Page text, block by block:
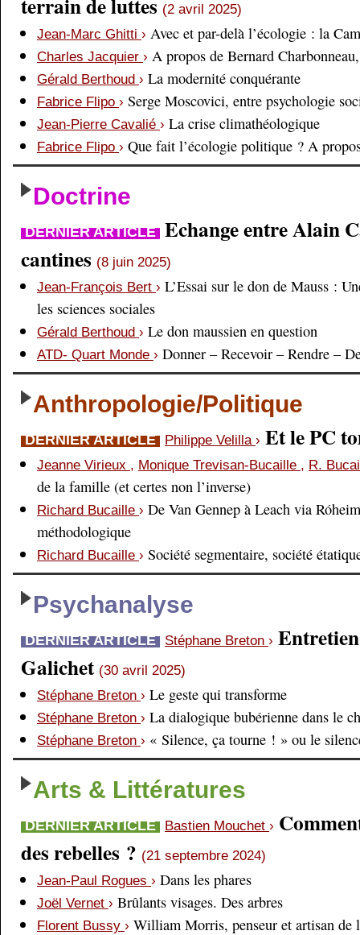
terrain de luttes (2 avril 2025)
Jean-Marc Ghitti › Avec et par-delà l’écologie : la
Charles Jacquier › A propos de Bernard
Gérald Berthoud › La modernité conquérante
Fabrice Flipo › Serge Moscovici, entre psychologie
Jean-Pierre Cavalié › La crise climathéologique
Fabrice Flipo › Que fait l’écologie politique ? A
Doctrine
DERNIER ARTICLE Echange entre Alain
cantines (8 juin 2025)
Jean-François Bert › L’Essai sur le don de Mauss :
les sciences sociales
Gérald Berthoud › Le don maussien en question
ATD- Quart Monde › Donner – Recevoir – Rendre –
Anthropologie/Politique
DERNIER ARTICLE Philippe Velilla › Et le PC
Jeanne Virieux , Monique Trevisan-Bucaille , R.
de la famille (et certes non l’inverse)
Richard Bucaille › De Van Gennep à Leach via
méthodologique
Richard Bucaille › Société segmentaire, société
Psychanalyse
DERNIER ARTICLE Stéphane Breton ›
Galichet (30 avril 2025)
Stéphane Breton › Le geste qui transforme
Stéphane Breton › La dialogique bubérienne dans le
Stéphane Breton › « Silence, ça tourne ! » ou le
Arts & Littératures
DERNIER ARTICLE Bastien Mouchet ›
des rebelles ? (21 septembre 2024)
Jean-Paul Rogues › Dans les phares
Joël Vernet › Brûlants visages. Des arbres
Florent Bussy › William Morris, penseur et artisan de